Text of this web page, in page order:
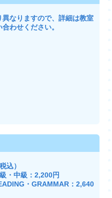
異なりますので、詳細は教室
わせください。
込）
・中級：2,200円
・GRAMMAR：2,640